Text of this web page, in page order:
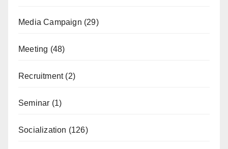
Media Campaign (29)
Meeting (48)
Recruitment(2)
Seminar (1)
Socialization (126)